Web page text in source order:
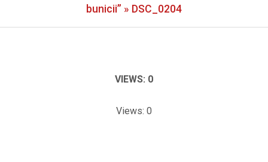
bunicii” » DSC_0204
VIEWS: 0
Views: 0